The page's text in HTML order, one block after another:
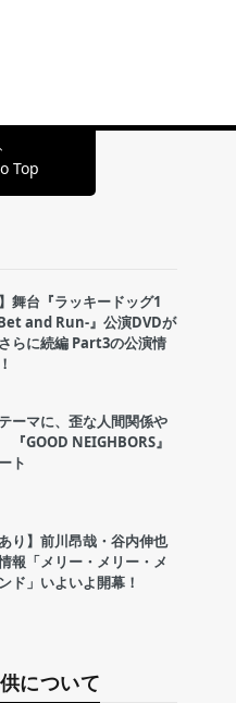
Top
舞台『ラッキードッグ1
and Run-』公演DVDが
らに続編 Part3の公演情
ーマに、歪な人間関係や
GOOD NEIGHBORS』
ト
り】前川昂哉・谷内伸也
報「メリー・メリー・メ
ド」いよいよ開幕！
について